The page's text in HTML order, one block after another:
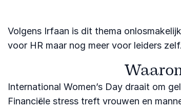
Volgens Irfaan is dit thema
voor HR maar nog meer voor leiders zelf.
International Women’s Day draait om
Financiële stress treft vrouwen en